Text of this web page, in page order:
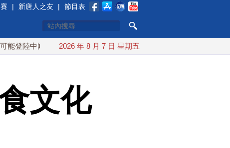
| 新唐人之友 | 節目表
國 台灣漢光首結合城鎮演習 AIT連續發文讚「韌性台灣」
2026 年 8 月 7 日 星期五
文化